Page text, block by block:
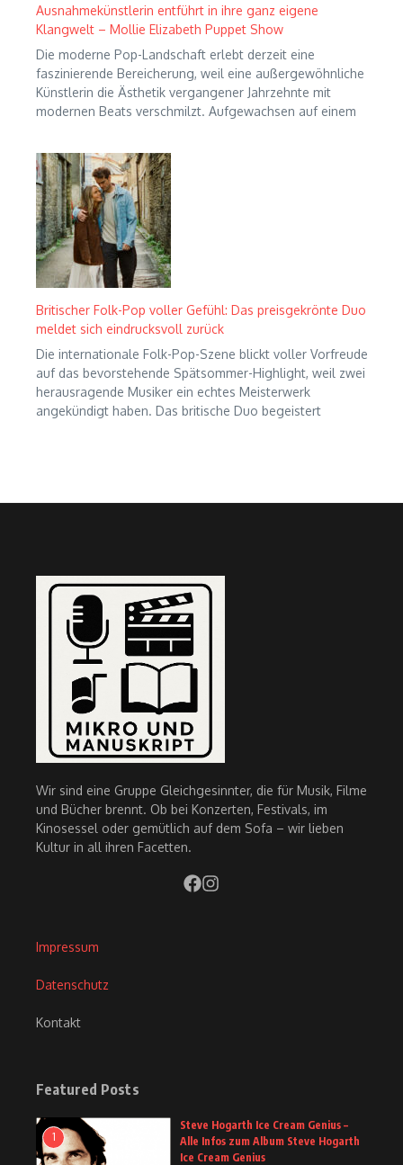
Ausnahmekünstlerin entführt in ihre ganz eigene
Klangwelt – Mollie Elizabeth Puppet Show
Die moderne Pop-Landschaft erlebt derzeit eine
faszinierende Bereicherung, weil eine außergewöhnliche
Künstlerin die Ästhetik vergangener Jahrzehnte mit
modernen Beats verschmilzt. Aufgewachsen auf einem
Britischer Folk-Pop voller Gefühl: Das preisgekrönte Duo
meldet sich eindrucksvoll zurück
Die internationale Folk-Pop-Szene blickt voller Vorfreude
auf das bevorstehende Spätsommer-Highlight, weil zwei
herausragende Musiker ein echtes Meisterwerk
angekündigt haben. Das britische Duo begeistert
Wir sind eine Gruppe Gleichgesinnter, die für Musik, Filme
und Bücher brennt. Ob bei Konzerten, Festivals, im
Kinosessel oder gemütlich auf dem Sofa – wir lieben
Kultur in all ihren Facetten.
Impressum
Datenschutz
Kontakt
Featured Posts
1
Steve Hogarth Ice Cream Genius –
Alle Infos zum Album Steve Hogarth
Ice Cream Genius